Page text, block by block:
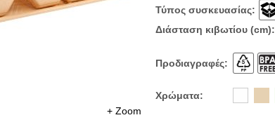
+ Zoom
Τύπος συσκευασίας:
Διάσταση κιβωτίου (cm):
Προδιαγραφές:
Χρώματα: